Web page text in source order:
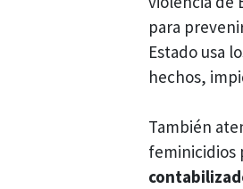
para
Estado usa
hechos,
También
feminicidios